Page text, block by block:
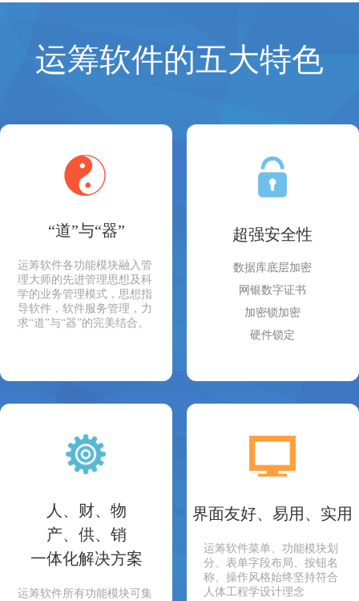
运筹软件的五大特色
“道”与“器”
运筹软件各功能模块融入管
理大师的先进管理思想及科
学的业务管理模式，思想指
导软件，软件服务管理，力
求“道”与“器”的完美结合。
超强安全性
数据库底层加密
网银数字证书
加密锁加密
硬件锁定
人、财、物
产、供、销
一体化解决方案
运筹软件所有功能模块可集
界面友好、易用、实用
运筹软件菜单、功能模块划
分、表单字段布局、按钮名
称、操作风格始终坚持符合
人体工程学设计理念